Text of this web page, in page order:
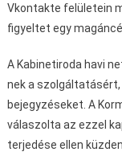
Vkontakte felületein
figyeltet egy
A Kabinetiroda havi
nek a szolgáltatásért,
bejegyzéseket. A
válaszolta az ezzel
terjedése ellen